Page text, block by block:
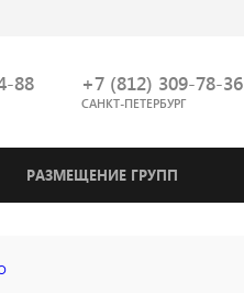
88 +7 (812) 309-78-36
САНКТ-ПЕТЕРБУРГ
РАЗМЕЩЕНИЕ ГРУПП